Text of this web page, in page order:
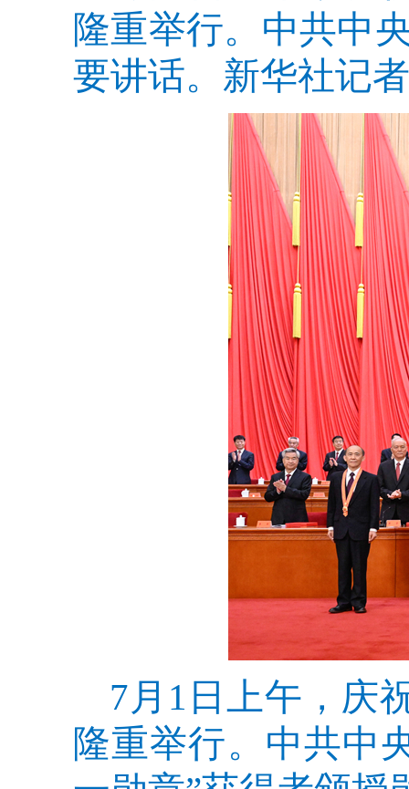
隆重举行。中共中
要讲话。新华社记
7月1日上午，庆
隆重举行。中共中